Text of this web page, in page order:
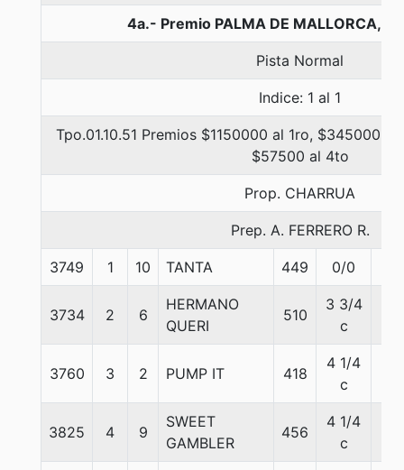
4a.- Premio PALMA DE MALLORCA,
Pista Normal
Indice: 1 al 1
Tpo.01.10.51 Premios $1150000 al 1ro, $345000
$57500 al 4to
Prop. CHARRUA
Prep. A. FERRERO R.
3749 1 10 TANTA 449 0/0
3734 2 6
HERMANO
QUERI
510
3 3/4
c
3760 3 2 PUMP IT 418
4 1/4
c
3825 4 9
SWEET
GAMBLER
456
4 1/4
c